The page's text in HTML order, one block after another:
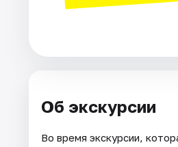
Об экскурсии
Во время экскурсии,